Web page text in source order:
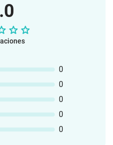
0
0
0
0
0